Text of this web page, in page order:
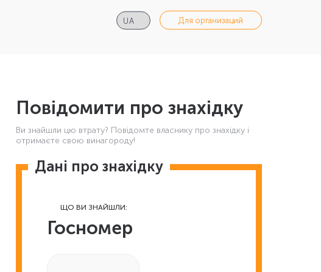
Для организаций
Повідомити про знахідку
Ви знайшли цю втрату? Повідомте власнику про знахідку і
отримаєте свою винагороду!
Дані про знахідку
ЩО ВИ ЗНАЙШЛИ:
Госномер